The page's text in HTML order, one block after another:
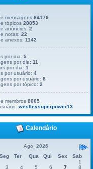
mensagens64179
tópicos28853
anúncios:2
notas:22
anexos:1142
por dia:5
por dia:11
por dia:1
por usuário:4
por usuário:8
por tópico:2
membros8005
weslleysuperpower13
Calendário
Ago. 2026
Seg Ter Qua Qui Sex
Sab
1
3 4 5 6 7
8